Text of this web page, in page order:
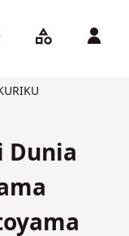
Dunia